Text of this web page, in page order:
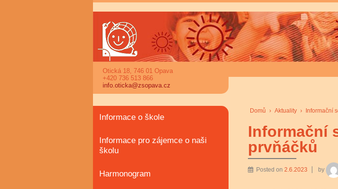
Domů › Aktuality › Informační
Informační
prvňáčků
Posted on2.6.2023 by
Otická 18, 746 01 Opava
+420 736 513 866
info.oticka@zsopava.cz
Informace o škole
Informace pro zájemce o naši
školu
Harmonogram